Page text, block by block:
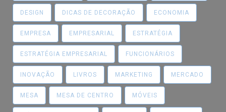
DESIGN DICAS DE DECORAÇÃO ECONOMIA
EMPRESA EMPRESARIAL ESTRATÉGIA
ESTRATÉGIA EMPRESARIAL FUNCIONÁRIOS
INOVAÇÃO LIVROS MARKETING MERCADO
MESA MESA DE CENTRO MÓVEIS